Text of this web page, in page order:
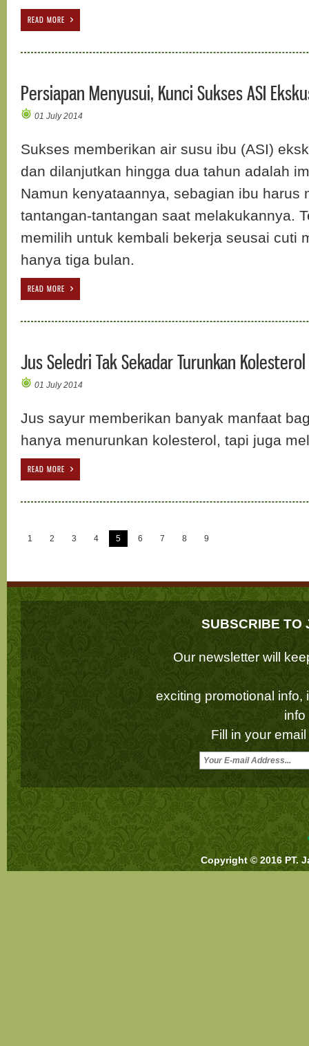
READ MORE
Persiapan Menyusui, Kunci Sukses ASI
01 July 2014
Sukses memberikan air susu ibu (ASI)
dan dilanjutkan hingga dua tahun adalah
Namun kenyataannya, sebagian ibu harus
tantangan-tantangan saat melakukannya.
memilih untuk kembali bekerja seusai cuti
hanya tiga bulan.
READ MORE
Jus Seledri Tak Sekadar Turunkan Kolesterol
01 July 2014
Jus sayur memberikan banyak manfaat
hanya menurunkan kolesterol, tapi juga
READ MORE
1 2 3 4 5 6 7 8 9
SUBSCRIBE TO
Our newsletter will
exciting promotional info,
info
Fill in your
Copyright © 2016 PT.